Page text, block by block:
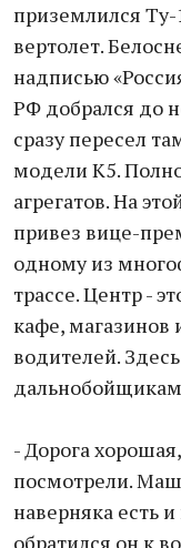
приземлился
вертолет.
надписью
РФ добрался до
сразу пересел
модели К5.
агрегатов. На
привез вице-
одному из
трассе. Центр -
кафе,
водителей.
- Дорога
посмотрели.
наверняка есть
обратился он к